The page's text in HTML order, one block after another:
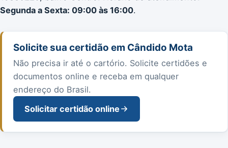
Segunda a Sexta: 09:00 às 16:00.
Solicite sua certidão em Cândido Mota
Não precisa ir até o cartório. Solicite certidões e
documentos online e receba em qualquer
endereço do Brasil.
Solicitar certidão online